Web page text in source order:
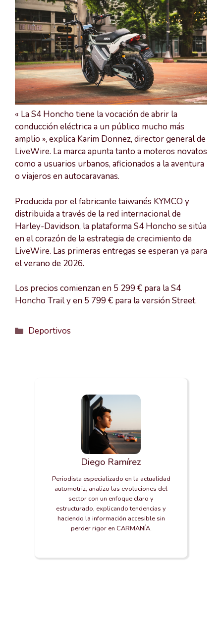
« La S4 Honcho tiene la vocación de abrir la
conducción eléctrica a un público mucho más
amplio », explica Karim Donnez, director general de
LiveWire. La marca apunta tanto a moteros novatos
como a usuarios urbanos, aficionados a la aventura
o viajeros en autocaravanas.
Producida por el fabricante taiwanés KYMCO y
distribuida a través de la red internacional de
Harley-Davidson, la plataforma S4 Honcho se sitúa
en el corazón de la estrategia de crecimiento de
LiveWire. Las primeras entregas se esperan ya para
el verano de 2026.
Los precios comienzan en 5 299 € para la S4
Honcho Trail y en 5 799 € para la versión Street.
Categorías
Deportivos
Diego Ramírez
Periodista especializado en la actualidad
automotriz, analizo las evoluciones del
sector con un enfoque claro y
estructurado, explicando tendencias y
haciendo la información accesible sin
perder rigor en CARMANÍA.